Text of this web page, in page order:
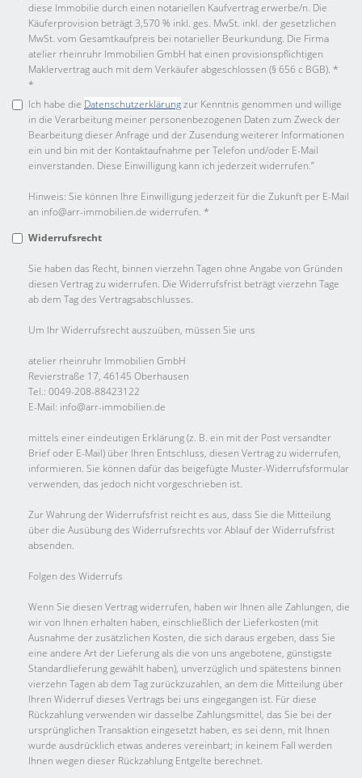
diese Immobilie durch einen notariellen Kaufvertrag erwerbe/n. Die
Käuferprovision beträgt 3,570 % inkl. ges. MwSt. inkl. der gesetzlichen
MwSt. vom Gesamtkaufpreis bei notarieller Beurkundung. Die Firma
atelier rheinruhr Immobilien GmbH hat einen provisionspflichtigen
Maklervertrag auch mit dem Verkäufer abgeschlossen (§ 656 c BGB). *
*
Ich habe die Datenschutzerklärungzur Kenntnis genommen und willige
in die Verarbeitung meiner personenbezogenen Daten zum Zweck der
Bearbeitung dieser Anfrage und der Zusendung weiterer Informationen
ein und bin mit der Kontaktaufnahme per Telefon und/oder E-Mail
einverstanden. Diese Einwilligung kann ich jederzeit widerrufen.”
Hinweis: Sie können Ihre Einwilligung jederzeit für die Zukunft per E-Mail
an info@arr-immobilien.de widerrufen. *
Widerrufsrecht
Sie haben das Recht, binnen vierzehn Tagen ohne Angabe von Gründen
diesen Vertrag zu widerrufen. Die Widerrufsfrist beträgt vierzehn Tage
ab dem Tag des Vertragsabschlusses.
Um Ihr Widerrufsrecht auszuüben, müssen Sie uns
atelier rheinruhr Immobilien GmbH
Revierstraße 17, 46145 Oberhausen
Tel.: 0049-208-88423122
E-Mail: info@arr-immobilien.de
mittels einer eindeutigen Erklärung (z. B. ein mit der Post versandter
Brief oder E-Mail) über Ihren Entschluss, diesen Vertrag zu widerrufen,
informieren. Sie können dafür das beigefügte Muster-Widerrufsformular
verwenden, das jedoch nicht vorgeschrieben ist.
Zur Wahrung der Widerrufsfrist reicht es aus, dass Sie die Mitteilung
über die Ausübung des Widerrufsrechts vor Ablauf der Widerrufsfrist
absenden.
Folgen des Widerrufs
Wenn Sie diesen Vertrag widerrufen, haben wir Ihnen alle Zahlungen, die
wir von Ihnen erhalten haben, einschließlich der Lieferkosten (mit
Ausnahme der zusätzlichen Kosten, die sich daraus ergeben, dass Sie
eine andere Art der Lieferung als die von uns angebotene, günstigste
Standardlieferung gewählt haben), unverzüglich und spätestens binnen
vierzehn Tagen ab dem Tag zurückzuzahlen, an dem die Mitteilung über
Ihren Widerruf dieses Vertrags bei uns eingegangen ist. Für diese
Rückzahlung verwenden wir dasselbe Zahlungsmittel, das Sie bei der
ursprünglichen Transaktion eingesetzt haben, es sei denn, mit Ihnen
wurde ausdrücklich etwas anderes vereinbart; in keinem Fall werden
Ihnen wegen dieser Rückzahlung Entgelte berechnet.